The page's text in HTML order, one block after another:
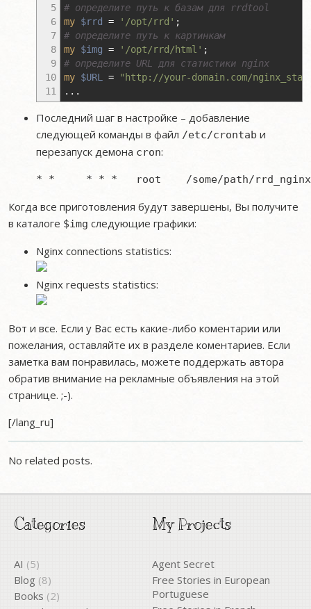
5
6
7
8
9
10
11
# определите путь к базам для rrdtool
my $rrd = '/opt/rrd' ;
# определите путь к картинкам
my $img = '/opt/rrd/html' ;
# определите URL для статистики nginx
my $URL =
"http://your-domain.com/
...
Последний шаг в настройке – добавление
следующей команды в файл /etc/crontab и
перезапуск демона cron:
Когда все приготовления будут завершены, Вы получите
в каталоге $img следующие графики:
Nginx connections statistics:
Nginx requests statistics:
Вот и все. Если у Вас есть какие-либо коментарии или
пожелания, оставляйте их в разделе коментариев. Если
заметка вам понравилась, можете поддержать автора
обратив внимание на рекламные объявления на этой
странице. ;-).
[/lang_ru]
No related posts.
Categories
AI (5)
Blog (8)
Books (2)
My Projects
Agent Secret
Free Stories in European
Portuguese